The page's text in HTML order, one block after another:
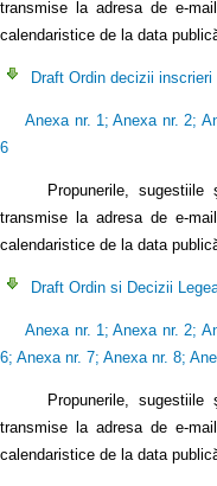
transmise la adresa de e-mail
calendaristice de la data
Draft Ordin decizii
Anexa nr. 1 ;Anexa nr. 2;
6
Propunerile, sugestiile
transmise la adresa de e-mail
calendaristice de la data
Draft Ordin si Decizii
Anexa nr. 1 ;Anexa nr. 2;
6; Anexa nr. 7; Anexa nr. 8;
Propunerile, sugestiile
transmise la adresa de e-mail
calendaristice de la data